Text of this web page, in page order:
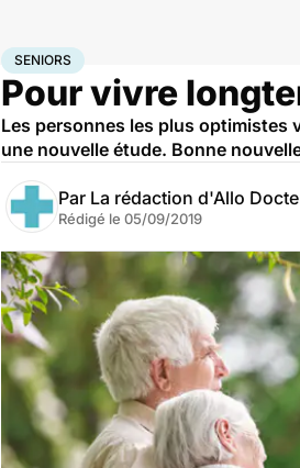
AccueilSantéMaladies
SENIORS
Pour vivre
Les personnes les plus optimistes
une nouvelle étude. Bonne
Par La rédaction d'Allo
Rédigé le 05/09/2019